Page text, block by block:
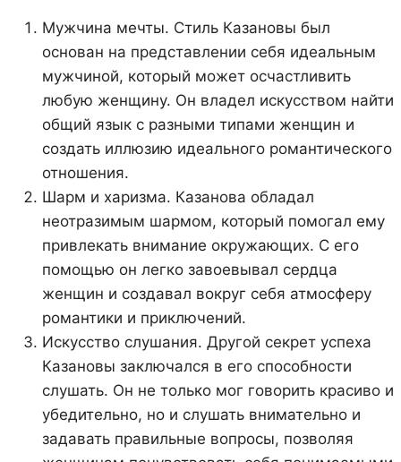
Мужчина мечты. Стиль Казановы был
основан на представлении себя идеальным
мужчиной, который может осчастливить
любую женщину. Он владел искусством найти
общий язык с разными типами женщин и
создать иллюзию идеального романтического
отношения.
Шарм и харизма. Казанова обладал
неотразимым шармом, который помогал ему
привлекать внимание окружающих. С его
помощью он легко завоевывал сердца
женщин и создавал вокруг себя атмосферу
романтики и приключений.
Искусство слушания. Другой секрет успеха
Казановы заключался в его способности
слушать. Он не только мог говорить красиво и
убедительно, но и слушать внимательно и
задавать правильные вопросы, позволяя